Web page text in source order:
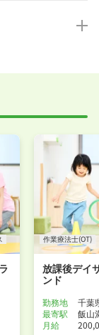
を考え始め
らない」とい
面接を導入
軽にお申し
作業療法士(OT)
放課後デイ
ンド
勤務地
千葉
最寄駅
飯山
月給